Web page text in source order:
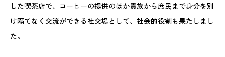
した喫茶店で、コーヒーの提供のほか貴族から庶民まで身分を別
け隔てなく交流ができる社交場として、社会的役割も果たしまし
た。